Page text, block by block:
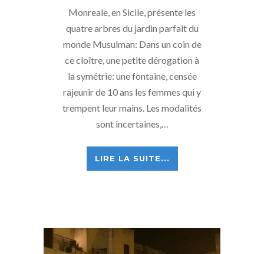
Monreale, en Sicile, présente les
quatre arbres du jardin parfait du
monde Musulman: Dans un coin de
ce cloître, une petite dérogation à
la symétrie: une fontaine, censée
rajeunir de 10 ans les femmes qui y
trempent leur mains. Les modalités
sont incertaines,…
LIRE LA SUITE...